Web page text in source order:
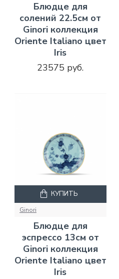
Блюдце для
солений 22.5см от
Ginori коллекция
Oriente Italiano цвет
Iris
23575 руб.
Ginori
Блюдце для
эспрессо 13см от
Ginori коллекция
Oriente Italiano цвет
Iris
КУПИТЬ